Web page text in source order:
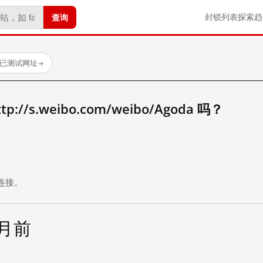
查询 封锁列表探索
测试网址→
s.weibo.com/weibo/Agoda 吗？
。
前